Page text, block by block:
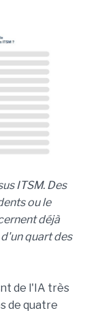
ITSM. Des
ou le
déjà
quart des
de l'IA très
de quatre